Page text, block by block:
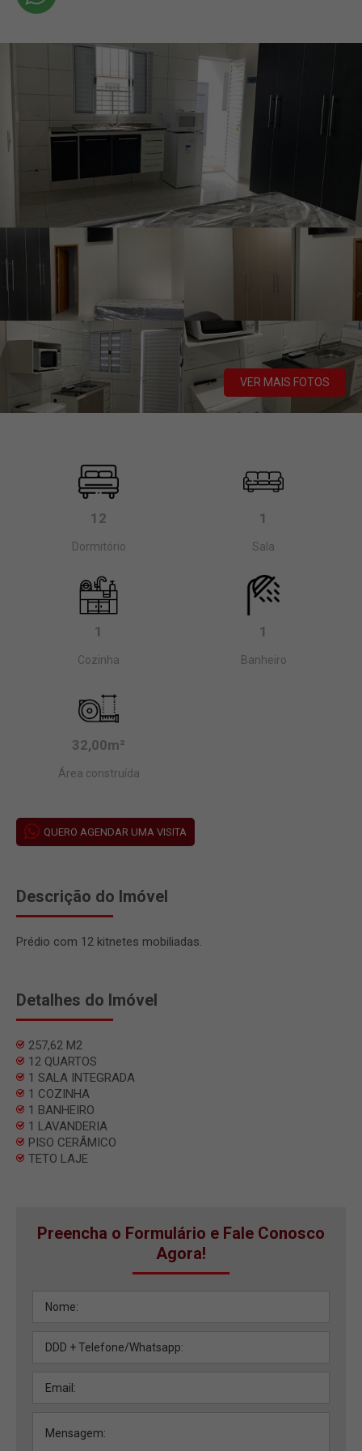
VER MAIS FOTOS
12
Dormitório
1
Sala
1
Cozinha
1
Banheiro
32,00m²
Área construída
QUERO AGENDAR UMA VISITA
Descrição do Imóvel
Prédio com 12 kitnetes mobiliadas.
Detalhes do Imóvel
257,62 M2
12 QUARTOS
1 SALA INTEGRADA
1 COZINHA
1 BANHEIRO
1 LAVANDERIA
PISO CERÂMICO
TETO LAJE
Preencha o Formulário e Fale Conosco
Agora!